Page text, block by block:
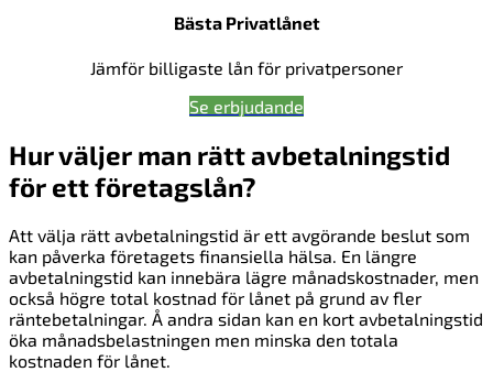
Bästa Privatlånet
Jämför billigaste lån för privatpersoner
Se erbjudande
Hur väljer man rätt avbetalningstid
för ett företagslån?
Att välja rätt avbetalningstid är ett avgörande beslut som
kan påverka företagets finansiella hälsa. En längre
avbetalningstid kan innebära lägre månadskostnader, men
också högre total kostnad för lånet på grund av fler
räntebetalningar. Å andra sidan kan en kort avbetalningstid
öka månadsbelastningen men minska den totala
kostnaden för lånet.